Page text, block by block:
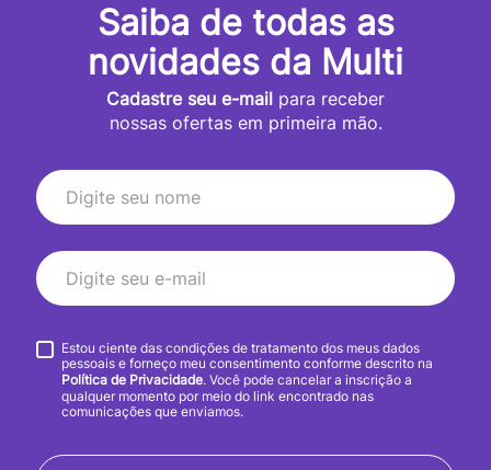
Saiba de todas as
novidades da Multi
Cadastre seu e-mail para receber
nossas ofertas em primeira mão.
Estou ciente das condições de tratamento dos meus dados
pessoais e forneço meu consentimento conforme descrito na
Política de Privacidade. Você pode cancelar a inscrição a
qualquer momento por meio do link encontrado nas
comunicações que enviamos.